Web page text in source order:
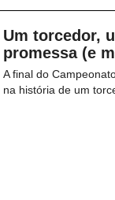
Um torcedor,
promessa (e
A final do
na história de um